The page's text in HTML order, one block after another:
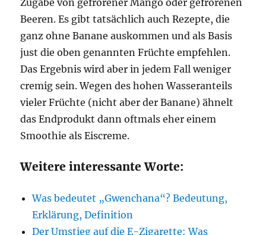
Zugabe von gefrorener Mango oder gefrorenen
Beeren. Es gibt tatsächlich auch Rezepte, die
ganz ohne Banane auskommen und als Basis
just die oben genannten Früchte empfehlen.
Das Ergebnis wird aber in jedem Fall weniger
cremig sein. Wegen des hohen Wasseranteils
vieler Früchte (nicht aber der Banane) ähnelt
das Endprodukt dann oftmals eher einem
Smoothie als Eiscreme.
Weitere interessante Worte:
Was bedeutet „Gwenchana“? Bedeutung,
Erklärung, Definition
Der Umstieg auf die E-Zigarette: Was